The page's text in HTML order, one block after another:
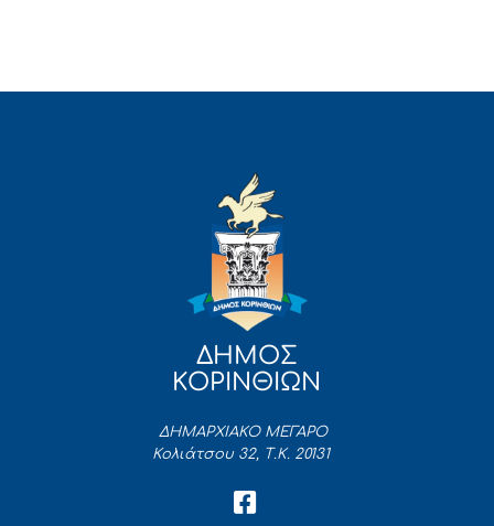
ΔΗΜΟΣ
ΚΟΡΙΝΘΙΩΝ
ΔΗΜΑΡΧΙΑΚΟ ΜΕΓΑΡΟ
Κολιάτσου 32, Τ.Κ. 20131